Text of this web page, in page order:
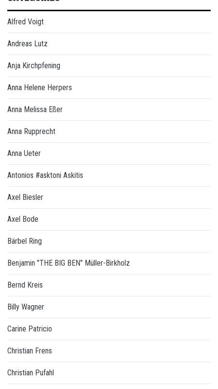
Alfred Voigt
Andreas Lutz
Anja Kirchpfening
Anna Helene Herpers
Anna Melissa Eßer
Anna Rupprecht
Anna Ueter
Antonios #asktoni Askitis
Axel Biesler
Axel Bode
Bärbel Ring
Benjamin "THE BIG BEN" Müller-Birkholz
Bernd Kreis
Billy Wagner
Carine Patricio
Christian Frens
Christian Pufahl